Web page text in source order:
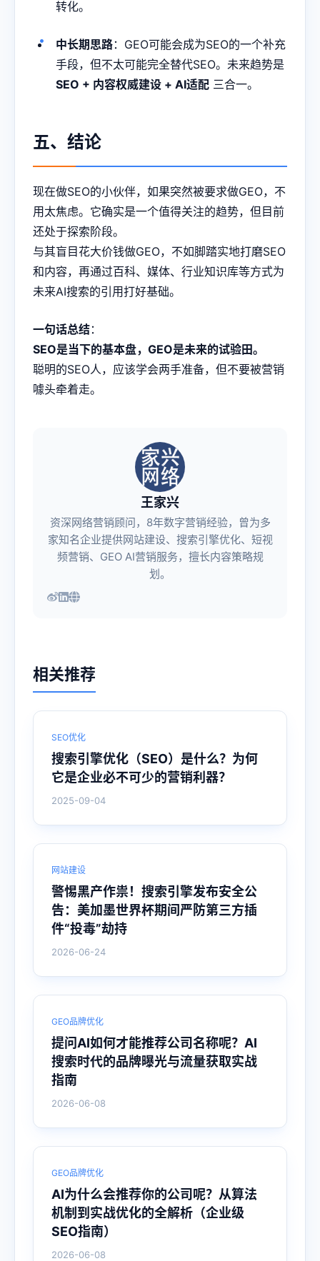
转化。
中长期思路：GEO可能会成为SEO的一个补充
手段，但不太可能完全替代SEO。未来趋势是
SEO + 内容权威建设 + AI适配 三合一。
五、结论
现在做SEO的小伙伴，如果突然被要求做GEO，不
用太焦虑。它确实是一个值得关注的趋势，但目前
还处于探索阶段。
与其盲目花大价钱做GEO，不如脚踏实地打磨SEO
和内容，再通过百科、媒体、行业知识库等方式为
未来AI搜索的引用打好基础。
一句话总结：
SEO是当下的基本盘，GEO是未来的试验田。
聪明的SEO人，应该学会两手准备，但不要被营销
噱头牵着走。
王家兴
资深网络营销顾问，8年数字营销经验，曾为多
家知名企业提供网站建设、搜索引擎优化、短视
频营销、GEO AI营销服务，擅长内容策略规
划。
相关推荐
SEO优化
搜索引擎优化（SEO）是什么？为何
它是企业必不可少的营销利器？
2025-09-04
网站建设
警惕黑产作祟！搜索引擎发布安全公
告：美加墨世界杯期间严防第三方插
件“投毒”劫持
2026-06-24
GEO品牌优化
提问AI如何才能推荐公司名称呢？AI
搜索时代的品牌曝光与流量获取实战
指南
2026-06-08
GEO品牌优化
AI为什么会推荐你的公司呢？从算法
机制到实战优化的全解析（企业级
SEO指南）
2026-06-08